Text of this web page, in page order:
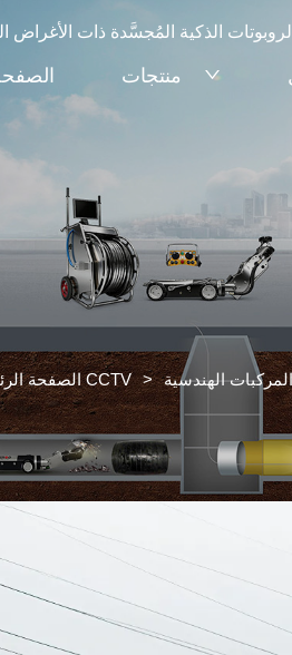
الروبوتات الذكية المُجسَّدة ذات
منتجات
الصفحةالصرف CCTV > الهندسية